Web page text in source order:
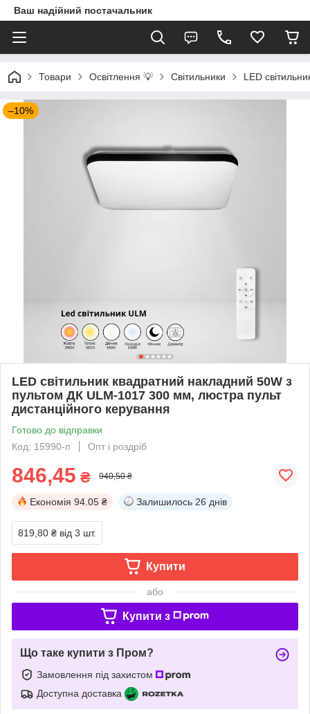
Ваш надійний постачальник
Товари Освітлення 💡 Світильники LED
–10%
LED світильник квадратний накладний 50W з
пультом ДК ULM-1017 300 мм, люстра пульт
дистанційного керування
Готово до відправки
Код: 15990-п
Опт і роздріб
846,45 ₴ 940,50 ₴
Економія 94.05 ₴ Залишилось 26 днів
819,80 ₴ від 3 шт.
Купити
або
Купити з
Що таке купити з Пром?
Замовлення під захистом
Доступна доставка